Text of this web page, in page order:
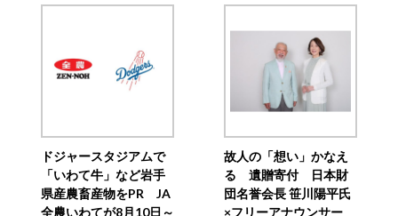
ドジャースタジアムで
「いわて牛」など岩手
県産農畜産物をPR JA
全農いわてが8月10日～
故人の「想い」かなえ
る 遺贈寄付 日本財
団名誉会長 笹川陽平氏
×フリーアナウンサー